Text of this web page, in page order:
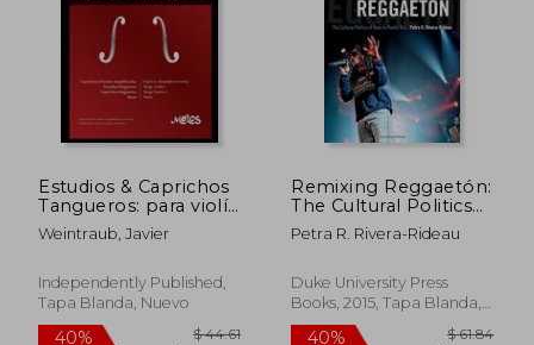
Estudios & Caprichos
Tangueros: para violín
español - inglés
Weintraub, Javier
Independently Published,
Tapa Blanda, Nuevo
Remixing Reggaetón:
The Cultural Politics
of Race in Puerto
Rico (en Inglés)
Petra R. Rivera-Rideau
Duke University Press
Books, 2015, Tapa Blanda,
Nuevo